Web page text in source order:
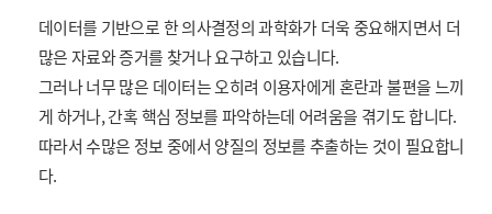
데이터를 기반으로 한 의사결정의 과학화가 더욱 중요해지면서 더
많은 자료와 증거를 찾거나 요구하고 있습니다.
그러나 너무 많은 데이터는 오히려 이용자에게 혼란과 불편을 느끼
게 하거나, 간혹 핵심 정보를 파악하는데 어려움을 겪기도 합니다.
따라서 수많은 정보 중에서 양질의 정보를 추출하는 것이 필요합니
다.